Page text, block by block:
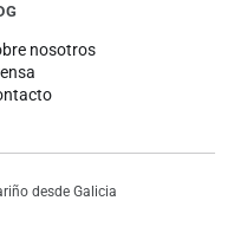
nosotros
desde Galicia